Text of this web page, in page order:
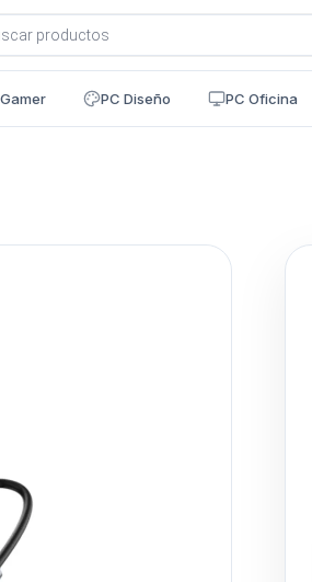
PC Diseño PC Oficina